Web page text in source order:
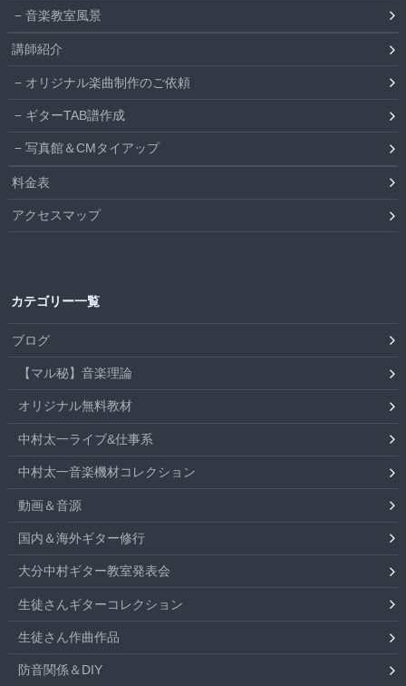
音楽教室風景
講師紹介
オリジナル楽曲制作のご依頼
ギターTAB譜作成
写真館＆CMタイアップ
料金表
アクセスマップ
カテゴリー一覧
ブログ
【マル秘】音楽理論
オリジナル無料教材
中村太一ライブ&仕事系
中村太一音楽機材コレクション
動画＆音源
国内＆海外ギター修行
大分中村ギター教室発表会
生徒さんギターコレクション
生徒さん作曲作品
防音関係＆DIY